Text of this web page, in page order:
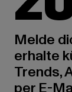
Melde
erhalte
Trends,